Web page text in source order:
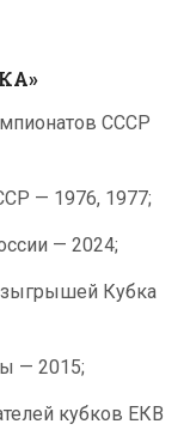
СССР
— 1976, 1977;
— 2024;
Кубка
— 2015;
кубков ЕКВ